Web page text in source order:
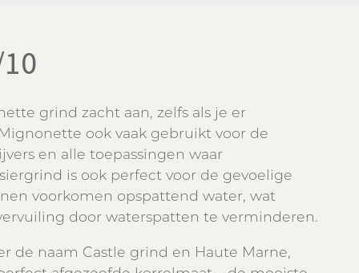
grind zacht aan, zelfs als je er
ook vaak gebruikt voor de
en alle toepassingen waar
is ook perfect voor de gevoelige
voorkomen opspattend water, wat
door waterspatten te verminderen.
de naam Castle grind en Haute Marne,